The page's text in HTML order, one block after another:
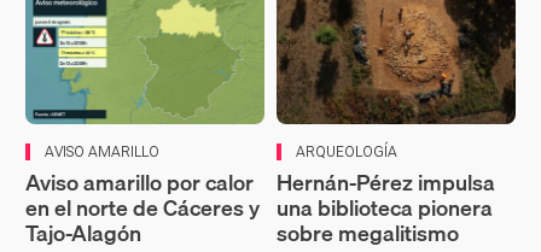
AVISO AMARILLO
Aviso amarillo por calor
en el norte de Cáceres y
Tajo-Alagón
ARQUEOLOGÍA
Hernán-Pérez impulsa
una biblioteca pionera
sobre megalitismo